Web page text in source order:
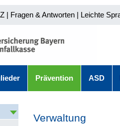
| Fragen & Antworten | Leichte
Prävention ASD
Verwaltung